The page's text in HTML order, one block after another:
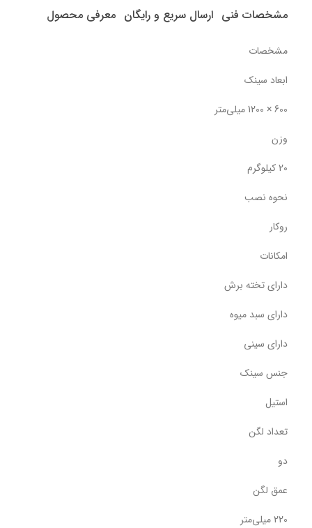
مشخصات فنی ارسال سریع و رایگان معرفی محصول
مشخصات
ابعاد سینک
600 × 1200 میلی‌متر
وزن
20 کیلوگرم
نحوه نصب
روکار
امکانات
دارای تخته برش
دارای سبد میوه
دارای سینی
جنس سینک
استیل
تعداد لگن
دو
عمق لگن
220 میلی‌متر